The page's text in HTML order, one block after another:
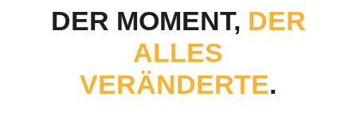
DER MOMENT, DER
ALLES
VERÄNDERTE.